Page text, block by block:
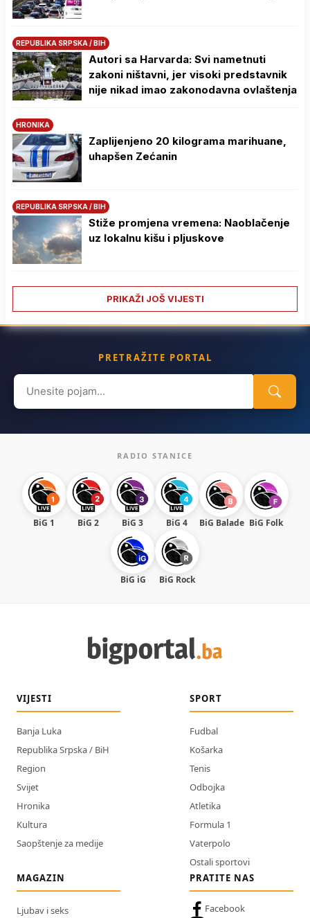
REPUBLIKA SRPSKA / BIH
Autori sa Harvarda: Svi nametnuti
zakoni ništavni, jer visoki predstavnik
nije nikad imao zakonodavna ovlaštenja
HRONIKA
Zaplijenjeno 20 kilograma marihuane,
uhapšen Zećanin
REPUBLIKA SRPSKA / BIH
Stiže promjena vremena: Naoblačenje
uz lokalnu kišu i pljuskove
PRIKAŽI JOŠ VIJESTI
PRETRAŽITE PORTAL
Search
for:
RADIO STANICE
BiG 1 BiG 2 BiG 3 BiG 4 BiG Balade BiG Folk
BiG iG BiG Rock
VIJESTI
Banja Luka
Republika Srpska / BiH
Region
Svijet
Hronika
Kultura
Saopštenje za medije
SPORT
Fudbal
Košarka
Tenis
Odbojka
Atletika
Formula 1
Vaterpolo
Ostali sportovi
MAGAZIN
Ljubav i seks
PRATITE NAS
Facebook